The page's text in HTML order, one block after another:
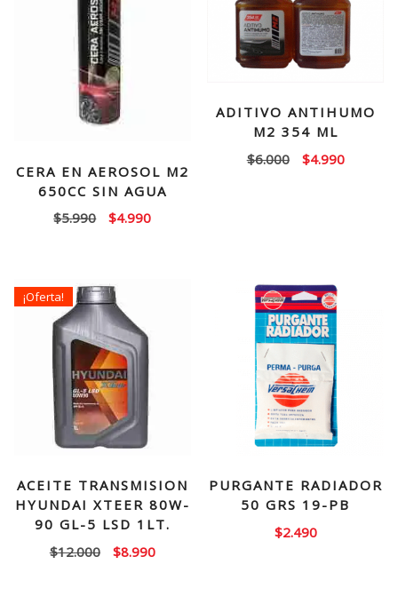
CERA EN AEROSOL M2
650CC SIN AGUA
$5.990
El
era:
$5.990.
$4.990El
ADITIVO ANTIHUMO
M2 354 ML
$6.000
El
$4.990El
¡Oferta!
ACEITE TRANSMISION
HYUNDAI XTEER 80W-
90 GL-5 LSD 1LT.
$12.000
El
$8.990El
PURGANTE RADIADOR
50 GRS 19-PB
$2.490